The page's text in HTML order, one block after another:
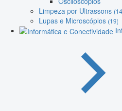
Limpeza por Ultrassons
Lupas e Microscópios (19)